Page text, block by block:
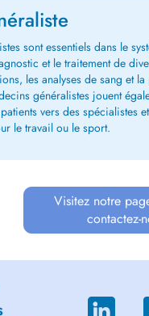
plus de disponibilité en
sont essentiels dans le
et le traitement de
les analyses de sang et
généralistes jouent
vers des spécialistes
le travail ou le sport.
Visitez notre
contactez-